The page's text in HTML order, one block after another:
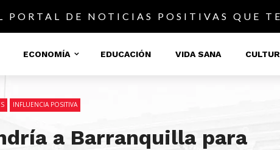
PORTAL DE NOTICIAS POSITIVAS QUE
ECONOMÍA EDUCACIÓN VIDA SANA
INFLUENCIA POSITIVA
a Barranquilla para